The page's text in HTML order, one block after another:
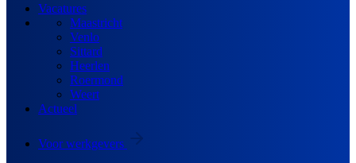
Vacatures
Maastricht
Venlo
Sittard
Heerlen
Roermond
Weert
Actueel
Voor werkgevers